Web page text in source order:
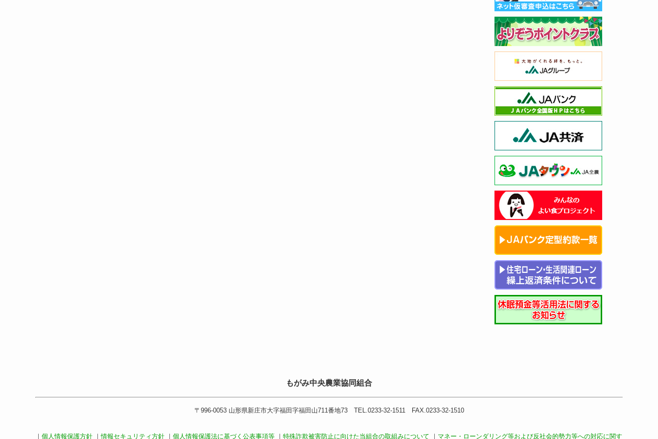
もがみ中央農業協同組合
〒996-0053 山形県新庄市大字福田字福田山711番地73 TEL.0233-32-1511 FAX.0233-32-1510
｜ 個人情報保護方針 ｜情報セキュリティ方針 ｜ 個人情報保護法に基づく公表事項等 ｜ 特殊詐欺被害防止に向けた当組合の取組みについて ｜ マネー・ローンダリング等および反社会的勢力等への対応に関す